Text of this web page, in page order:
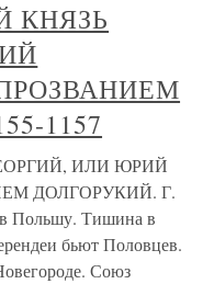
КНЯЗЬ
1157
ИЛИ ЮРИЙ
ДОЛГОРУКИЙ. Г.
в Польшу. Тишина в
бьют Половцев.
Союз